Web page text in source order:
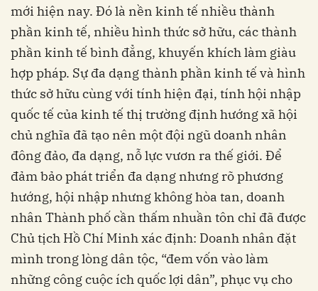
mới hiện nay. Đó là nền kinh tế nhiều thành
phần kinh tế, nhiều hình thức sở hữu, các thành
phần kinh tế bình đẳng, khuyến khích làm giàu
hợp pháp. Sự đa dạng thành phần kinh tế và hình
thức sở hữu cùng với tính hiện đại, tính hội nhập
quốc tế của kinh tế thị trường định hướng xã hội
chủ nghĩa đã tạo nên một đội ngũ doanh nhân
đông đảo, đa dạng, nỗ lực vươn ra thế giới. Để
đảm bảo phát triển đa dạng nhưng rõ phương
hướng, hội nhập nhưng không hòa tan, doanh
nhân Thành phố cần thấm nhuần tôn chỉ đã được
Chủ tịch Hồ Chí Minh xác định: Doanh nhân đặt
mình trong lòng dân tộc, “đem vốn vào làm
những công cuộc ích quốc lợi dân”, phục vụ cho